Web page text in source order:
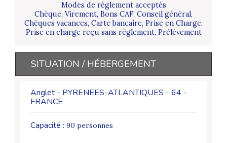
Modes de règlement acceptés
Chèque, Virement, Bons CAF, Conseil général,
Chèques vacances, Carte bancaire, Prise en Charge,
Prise en charge reçu sans règlement, Prélèvement
SITUATION / HÉBERGEMENT
Anglet - PYRENEES-ATLANTIQUES - 64 -
FRANCE
Capacité : 90 personnes